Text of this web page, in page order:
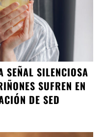
SEÑAL SILENCIOSA
SUFREN EN
DE SED